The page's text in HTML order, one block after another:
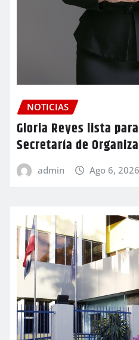
NOTICIAS
Gloria Reyes lista
Secretaría de
admin Ago 6, 2026